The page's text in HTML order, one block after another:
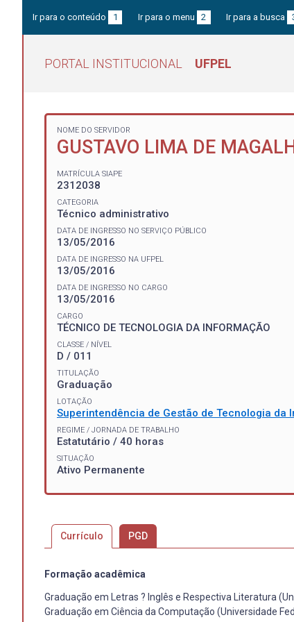
Ir para o conteúdo 1 Ir para o menu 2 Ir para a busca
PORTAL INSTITUCIONAL UFPEL
NOME DO SERVIDOR
GUSTAVO LIMA DE
MATRÍCULA SIAPE
2312038
CATEGORIA
Técnico administrativo
DATA DE INGRESSO NO SERVIÇO PÚBLICO
13/05/2016
DATA DE INGRESSO NA UFPEL
13/05/2016
DATA DE INGRESSO NO CARGO
13/05/2016
CARGO
TÉCNICO DE TECNOLOGIA DA INFORMAÇÃO
CLASSE / NÍVEL
D / 011
TITULAÇÃO
Graduação
LOTAÇÃO
Superintendência de Gestão de Tecnologia da
REGIME / JORNADA DE TRABALHO
Estatutário / 40 horas
SITUAÇÃO
Ativo Permanente
Currículo PGD
Formação acadêmica
Graduação em Letras ? Inglês e Respectiva Literatura
Graduação em Ciência da Computação (Universidade